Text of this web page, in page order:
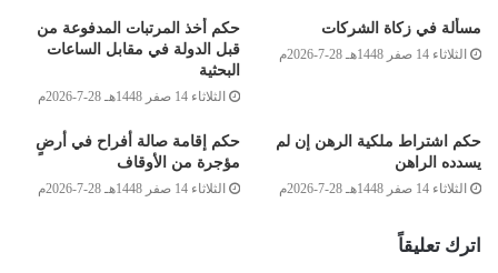
هو موضح بالجدول المرفق، والله أعلم.
وصلى الله على سيدنا محمد وعلى آله وصحبه وسلم
ابن
مسألة في زكاة الشركات
الثلاثاء 14 صفر 1448هـ 28-7-2026م
حكم أخذ المرتبات المدفوعة من
قبل الدولة في مقابل الساعات
البحثية
الثلاثاء 14 صفر 1448هـ 28-7-2026م
حكم اشتراط ملكية الرهن إن لم
يسدده الراهن
الثلاثاء 14 صفر 1448هـ 28-7-2026م
حكم إقامة صالة أفراح في أرضٍ
مؤجرة من الأوقاف
الثلاثاء 14 صفر 1448هـ 28-7-2026م
اترك تعليقاً